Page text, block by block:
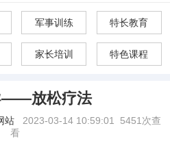
军事训练 特长教育
家长培训 特色课程
——放松疗法
站 2023-03-14 10:59:01
5451次查
看